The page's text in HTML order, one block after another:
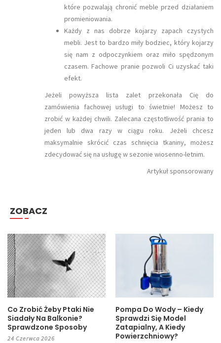
które pozwalają chronić meble przed działaniem
promieniowania.
Każdy z nas dobrze kojarzy zapach czystych
mebli. Jest to bardzo miły bodziec, który kojarzy
się nam z odpoczynkiem oraz miło spędzonym
czasem. Fachowe pranie pozwoli Ci uzyskać taki
efekt.
Jeżeli powyższa lista zalet przekonała Cię do
zamówienia fachowej usługi to świetnie! Możesz to
zrobić w każdej chwili. Zalecana częstotliwość prania to
jeden lub dwa razy w ciągu roku. Jeżeli chcesz
maksymalnie skrócić czas schnięcia tkaniny, możesz
zdecydować się na usługę w sezonie wiosenno-letnim.
Artykuł sponsorowany
ZOBACZ
Co Zrobić Żeby Ptaki Nie
Siadały Na Balkonie?
Sprawdzone Sposoby
24 Czerwca 2026
Pompa Do Wody – Kiedy
Sprawdzi Się Model
Zatapialny, A Kiedy
Powierzchniowy?